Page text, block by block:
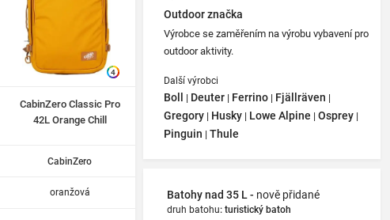
4
CabinZero Classic Pro
42L Orange Chill
CabinZero
oranžová
Outdoor značka
Výrobce se zaměřením na výrobu vybavení pro
outdoor aktivity.
Další výrobci
Boll | Deuter | Ferrino | Fjällräven |
Gregory | Husky | Lowe Alpine | Osprey |
Pinguin | Thule
Batohy nad 35 L - nově přidané
druh batohu: turistický batoh